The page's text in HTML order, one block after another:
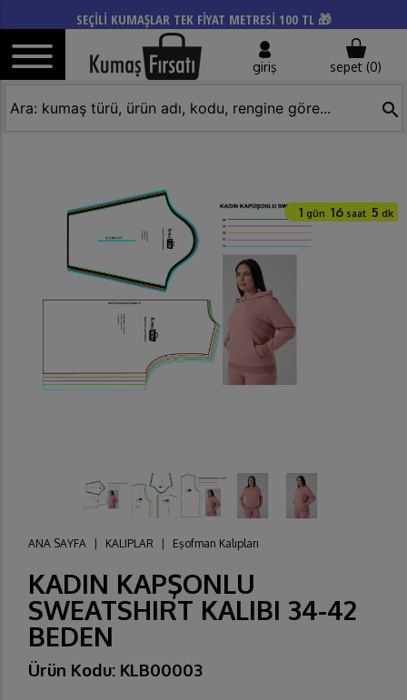
SEÇİLİ KUMAŞLAR TEK FİYAT METRESİ 100 TL 🎁
giriş sepet (0)
search
1 gün 16saat 5 dk
ANA SAYFA KALIPLAR Eşofman Kalıpları
KADIN KAPŞONLU
SWEATSHIRT KALIBI 34-42
BEDEN
Ürün Kodu: KLB00003